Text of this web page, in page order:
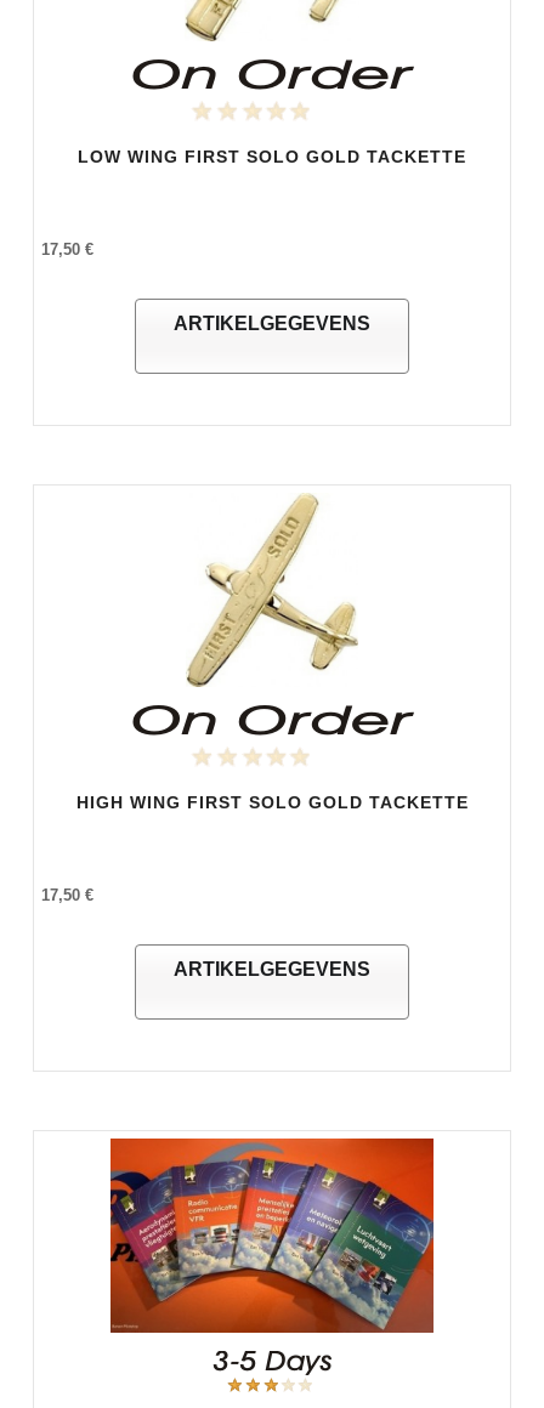
LOW WING FIRST SOLO GOLD TACKETTE
17,50 €
ARTIKELGEGEVENS
HIGH WING FIRST SOLO GOLD TACKETTE
17,50 €
ARTIKELGEGEVENS